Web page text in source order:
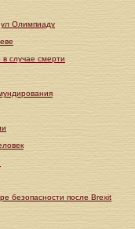
Олимпиаду
случае смерти
безопасности после Brexit